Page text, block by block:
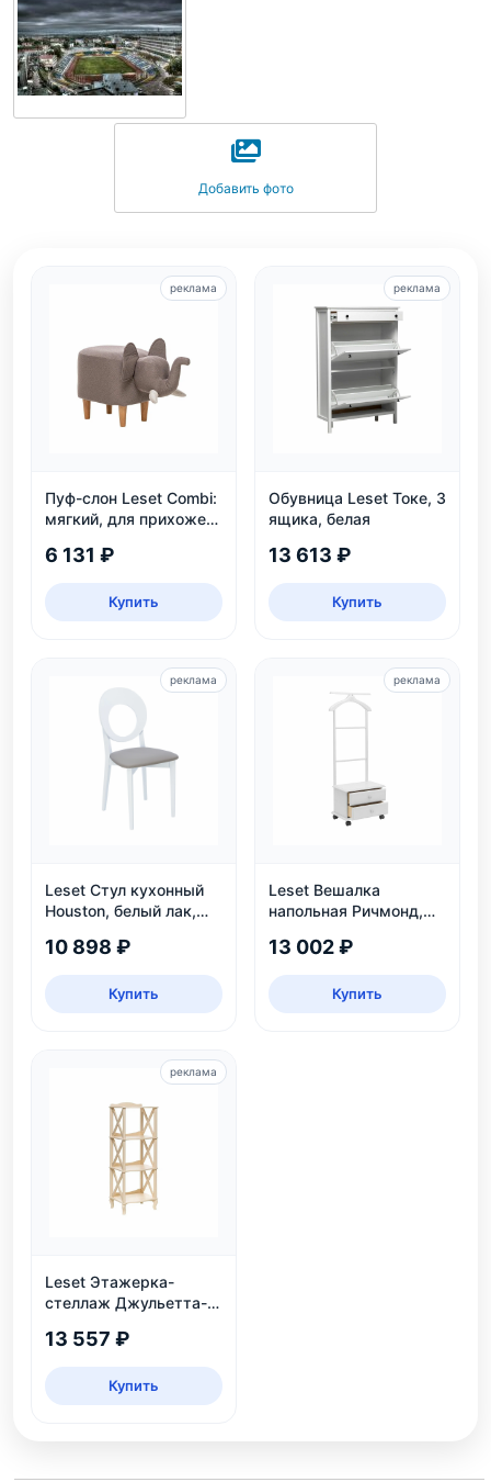
Добавить фото
Пуф-слон Leset Combi:
мягкий, для прихожей
серый
6 131 ₽
Купить
реклама
Обувница Leset Токе, 3
ящика, белая
13 613 ₽
Купить
реклама
Leset Стул кухонный
Houston, белый лак,
10 898 ₽
Купить
реклама
Leset Вешалка
напольная Ричмонд,
13 002 ₽
Купить
реклама
Leset Этажерка-
стеллаж Джульетта-3,
13 557 ₽
Купить
реклама